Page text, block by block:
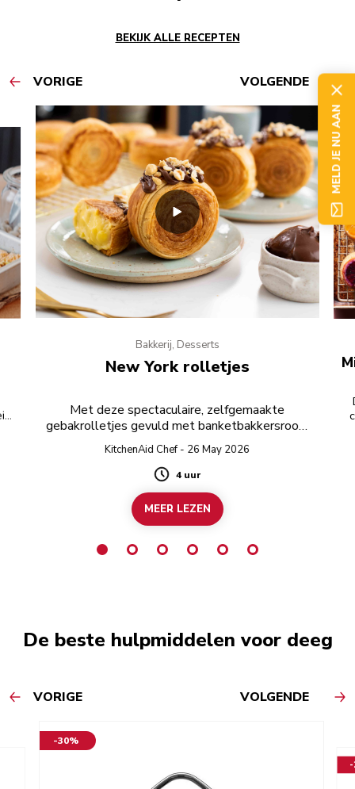
BEKIJK ALLE RECEPTEN
VORIGE VOLGENDE
Bakkerij, Desserts
New York rolletjes
Met deze spectaculaire, zelfgemaakte
gebakrolletjes gevuld met banketbakkersroom
maak je gegarandeerd indruk op je gasten!
KitchenAid Chef - 26 May 2026
Duration
4 uur
MEER LEZEN
De beste hulpmiddelen voor deeg
VORIGE VOLGENDE
-30%
-
MELD JE NU AAN